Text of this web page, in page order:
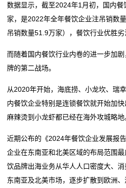
数据显示，截至2024年1月初，国内
家，是2022年全年餐饮企业注吊销数
吊销数量51.9万家），餐饮行业优胜劣
而随着国内餐饮行业内卷的进一步加
牌的第二战场。
从2020年开始，海底捞、小龙坎、瑞
内餐饮企业特别是连锁餐饮就开始加
麻辣烫到小龙虾都已经在海外攻城略地
近期公布的《2024年餐饮企业发展报
企业在东南亚和北美区域的布局范围
饮品牌出海业务从华人人口密度大、
东南亚及北美市场，逐步扩散到欧洲